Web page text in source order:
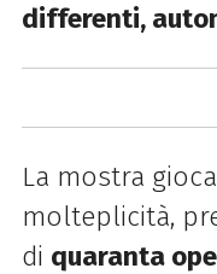
differenti,
La mostra
molteplicità,
di quaranta